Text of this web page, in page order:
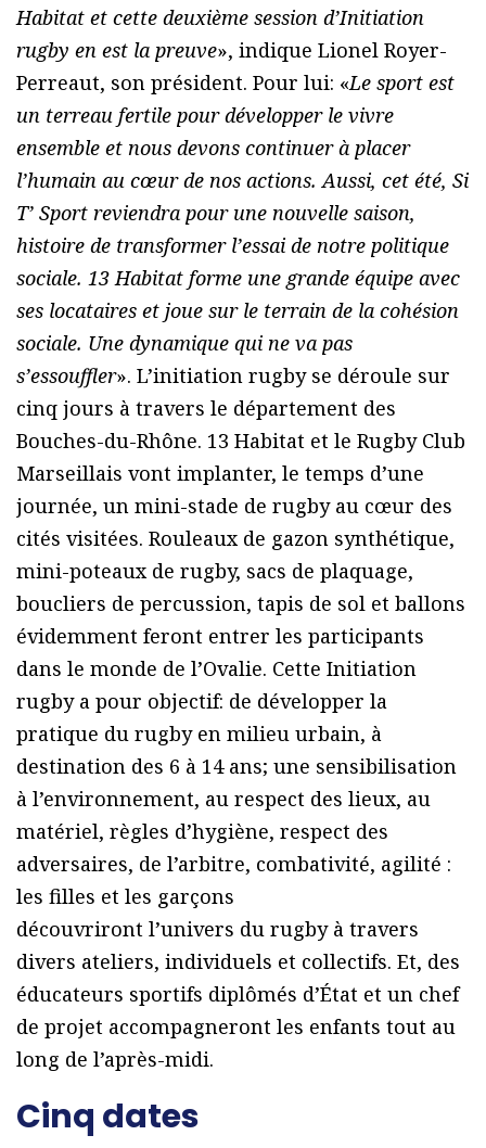
Habitat et cette deuxième session d’Initiation
rugby en est la preuve», indique Lionel Royer-
Perreaut, son président. Pour lui: «Le sport est
un terreau fertile pour développer le vivre
ensemble et nous devons continuer à placer
l’humain au cœur de nos actions. Aussi, cet été, Si
T’ Sport reviendra pour une nouvelle saison,
histoire de transformer l’essai de notre politique
sociale. 13 Habitat forme une grande équipe avec
ses locataires et joue sur le terrain de la cohésion
sociale. Une dynamique qui ne va pas
s’essouffler». L’initiation rugby se déroule sur
cinq jours à travers le département des
Bouches-du-Rhône. 13 Habitat et le Rugby Club
Marseillais vont implanter, le temps d’une
journée, un mini-stade de rugby au cœur des
cités visitées. Rouleaux de gazon synthétique,
mini-poteaux de rugby, sacs de plaquage,
boucliers de percussion, tapis de sol et ballons
évidemment feront entrer les participants
dans le monde de l’Ovalie. Cette Initiation
rugby a pour objectif: de développer la
pratique du rugby en milieu urbain, à
destination des 6 à 14 ans; une sensibilisation
à l’environnement, au respect des lieux, au
matériel, règles d’hygiène, respect des
adversaires, de l’arbitre, combativité, agilité :
les filles et les garçons
découvriront l’univers du rugby à travers
divers ateliers, individuels et collectifs. Et, des
éducateurs sportifs diplômés d’État et un chef
de projet accompagneront les enfants tout au
long de l’après-midi.
Cinq dates